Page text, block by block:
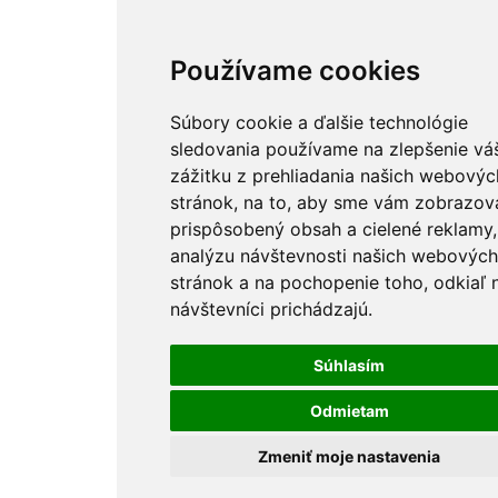
Používame cookies
Súbory cookie a ďalšie technológie
sledovania používame na zlepšenie
zážitku z prehliadania našich
stránok, na to, aby sme vám
prispôsobený obsah a cielené
analýzu návštevnosti našich webových
stránok a na pochopenie toho, odkiaľ
návštevníci prichádzajú.
Súhlasím
Odmietam
Zmeniť moje nastavenia